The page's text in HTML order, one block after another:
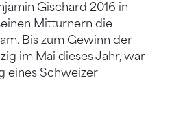
Gischard 2016 in
Mitturnern die
Bis zum Gewinn der
im Mai dieses Jahr, war
eines Schweizer